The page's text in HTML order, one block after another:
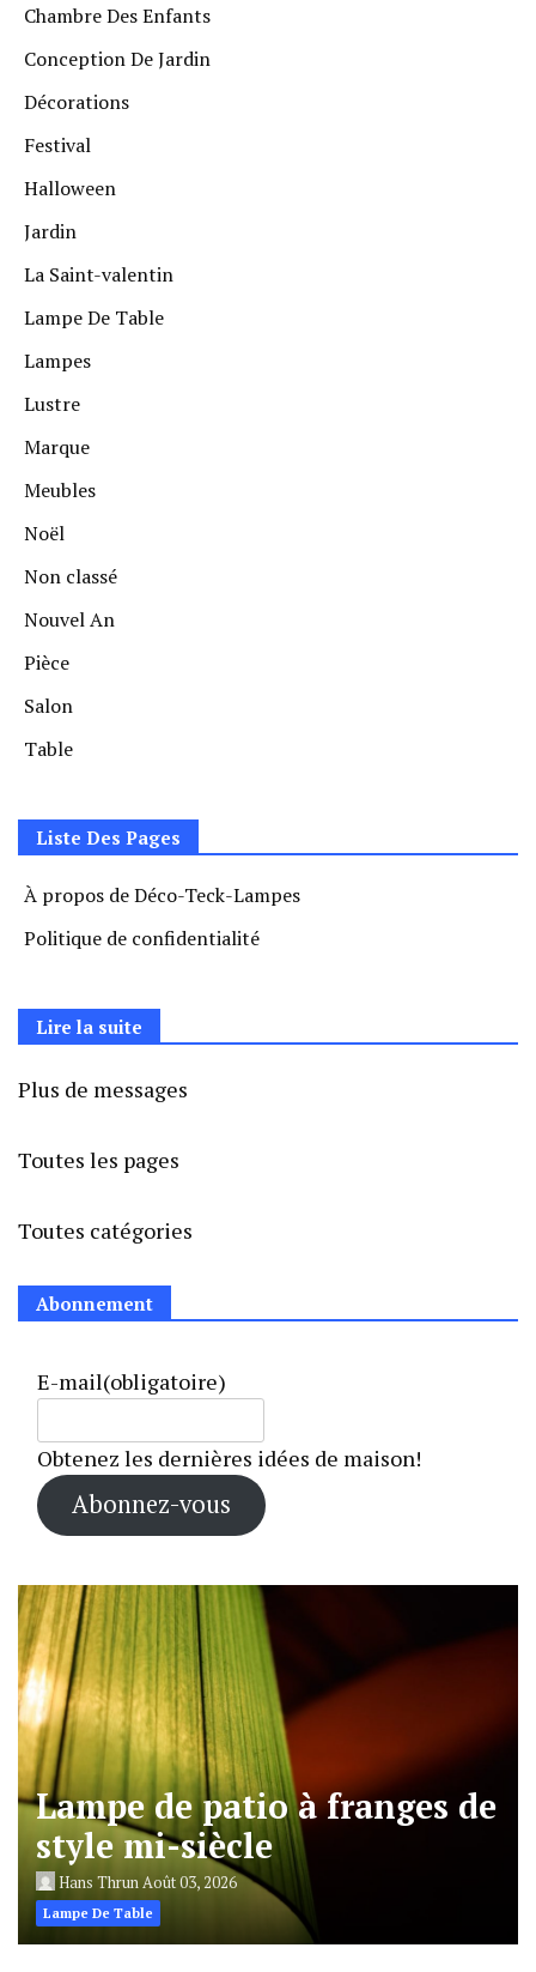
Chambre Des Enfants
Conception De Jardin
Décorations
Festival
Halloween
Jardin
La Saint-valentin
Lampe De Table
Lampes
Lustre
Marque
Meubles
Noël
Non classé
Nouvel An
Pièce
Salon
Table
Liste Des Pages
À propos de Déco-Teck-Lampes
Politique de confidentialité
Lire la suite
Plus de messages
Toutes les pages
Toutes catégories
Abonnement
E-mail(obligatoire)
Obtenez les dernières idées de maison!
Abonnez-vous
Lampe de patio à franges de
style mi-siècle
Hans ThrunAoût 03, 2026
Lampe De Table